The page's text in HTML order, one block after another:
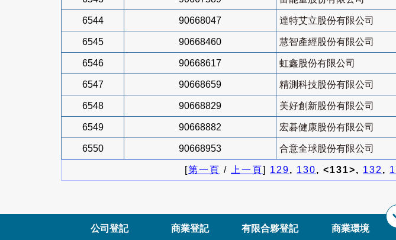
6544 90668047 達特艾立股份有限公司
6545 90668460 慧智產經股份有限公司
6546 90668617 虹鑫股份有限公司
6547 90668659 精測科技股份有限公司
6548 90668829 美好創新股份有限公司
6549 90668882 宏碁健康股份有限公司
6550 90668953 合意全球股份有限公司
[第一頁 / 上一頁] 129, 130, <131>, 132,
公司登記 商業登記 有限合夥登記 商業環境